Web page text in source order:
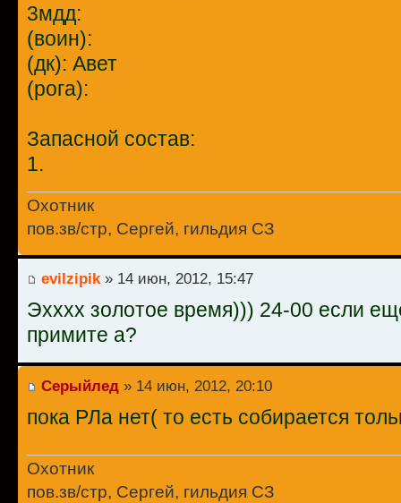
3мдд:
(воин):
(дк): Авет
(рога):
Запасной состав:
1.
Охотник
пов.зв/стр, Сергей, гильдия СЗ
evilzipik » 14 июн, 2012, 15:47
Эхххх золотое время))) 24-00 если
примите а?
Серыйлед » 14 июн, 2012, 20:10
пока РЛа нет( то есть собирается
Охотник
пов.зв/стр, Сергей, гильдия СЗ